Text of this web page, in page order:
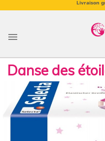
Livraison

Danse des